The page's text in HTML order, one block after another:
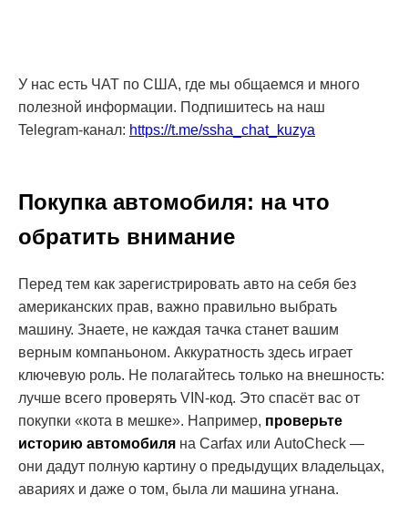
У нас есть ЧАТ по США, где мы общаемся и много
полезной информации. Подпишитесь на наш
Telegram-канал: https://t.me/ssha_chat_kuzya
Покупка автомобиля: на что
обратить внимание
Перед тем как зарегистрировать авто на себя без
американских прав, важно правильно выбрать
машину. Знаете, не каждая тачка станет вашим
верным компаньоном. Аккуратность здесь играет
ключевую роль. Не полагайтесь только на внешность:
лучше всего проверять VIN-код. Это спасёт вас от
покупки «кота в мешке». Например, проверьте
историю автомобиля на Carfax или AutoCheck —
они дадут полную картину о предыдущих владельцах,
авариях и даже о том, была ли машина угнана.